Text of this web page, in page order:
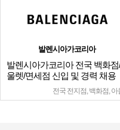
발렌시아가코리아
발렌시아가코리아 전국 백화
울렛/면세점 신입 및 경력 채용
전국 전지점, 백화점, 아